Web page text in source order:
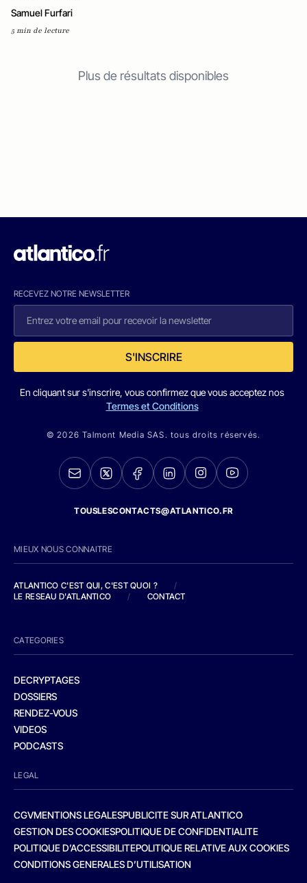
Samuel Furfari
5 min de lecture
Plus de résultats disponibles
RECEVEZ NOTRE NEWSLETTER
S'INSCRIRE
En cliquant sur s'inscrire, vous confirmez que vous acceptez nos
Termes et Conditions
© 2026 Talmont Media SAS. tous droits réservés.
TOUSLESCONTACTS@ATLANTICO.FR
MIEUX NOUS CONNAITRE
ATLANTICO C'EST QUI, C'EST QUOI ?
/
LE RESEAU D'ATLANTICO
/ CONTACT
CATEGORIES
DECRYPTAGES
DOSSIERS
RENDEZ-VOUS
VIDEOS
PODCASTS
LEGAL
CGVMENTIONS LEGALESPUBLICITE SUR ATLANTICO
GESTION DES COOKIESPOLITIQUE DE CONFIDENTIALITE
POLITIQUE D’ACCESSIBILITEPOLITIQUE RELATIVE AUX COOKIES
CONDITIONS GENERALES D’UTILISATION